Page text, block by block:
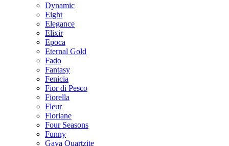
Dynamic
Eight
Elegance
Elixir
Epoca
Eternal Gold
Fado
Fantasy
Fenicia
Fior di Pesco
Fiorella
Fleur
Floriane
Four Seasons
Funny
Gaya Quartzite